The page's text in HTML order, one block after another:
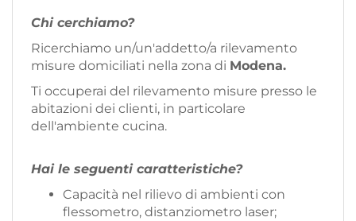
Chi cerchiamo?
Ricerchiamo un/un'addetto/a rilevamento
misure domiciliati nella zona di Modena.
Ti occuperai del rilevamento misure presso le
abitazioni dei clienti, in particolare
dell'ambiente cucina.
Hai le seguenti caratteristiche?
Capacità nel rilievo di ambienti con
flessometro, distanziometro laser;